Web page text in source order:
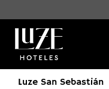
Luze San Sebastián